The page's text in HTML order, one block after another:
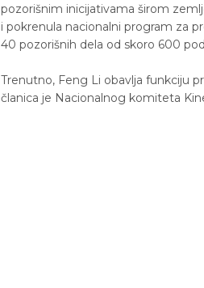
pozorišnim inicijativama širom
i pokrenula nacionalni program za
40 pozorišnih dela od skoro 600
Trenutno, Feng Li obavlja funkciju
članica je Nacionalnog komiteta